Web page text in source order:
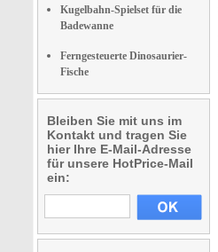
Kugelbahn-Spielset für die
Badewanne
Ferngesteuerte Dinosaurier-
Fische
Bleiben Sie mit uns im
Kontakt und tragen Sie
hier Ihre E-Mail-Adresse
für unsere HotPrice-Mail
ein: